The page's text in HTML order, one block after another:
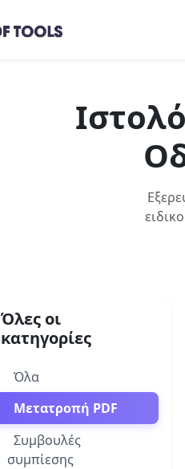
Όλες οι
κατηγορίες
Όλα
Μετατροπή PDF
Συμβουλές
συμπίεσης